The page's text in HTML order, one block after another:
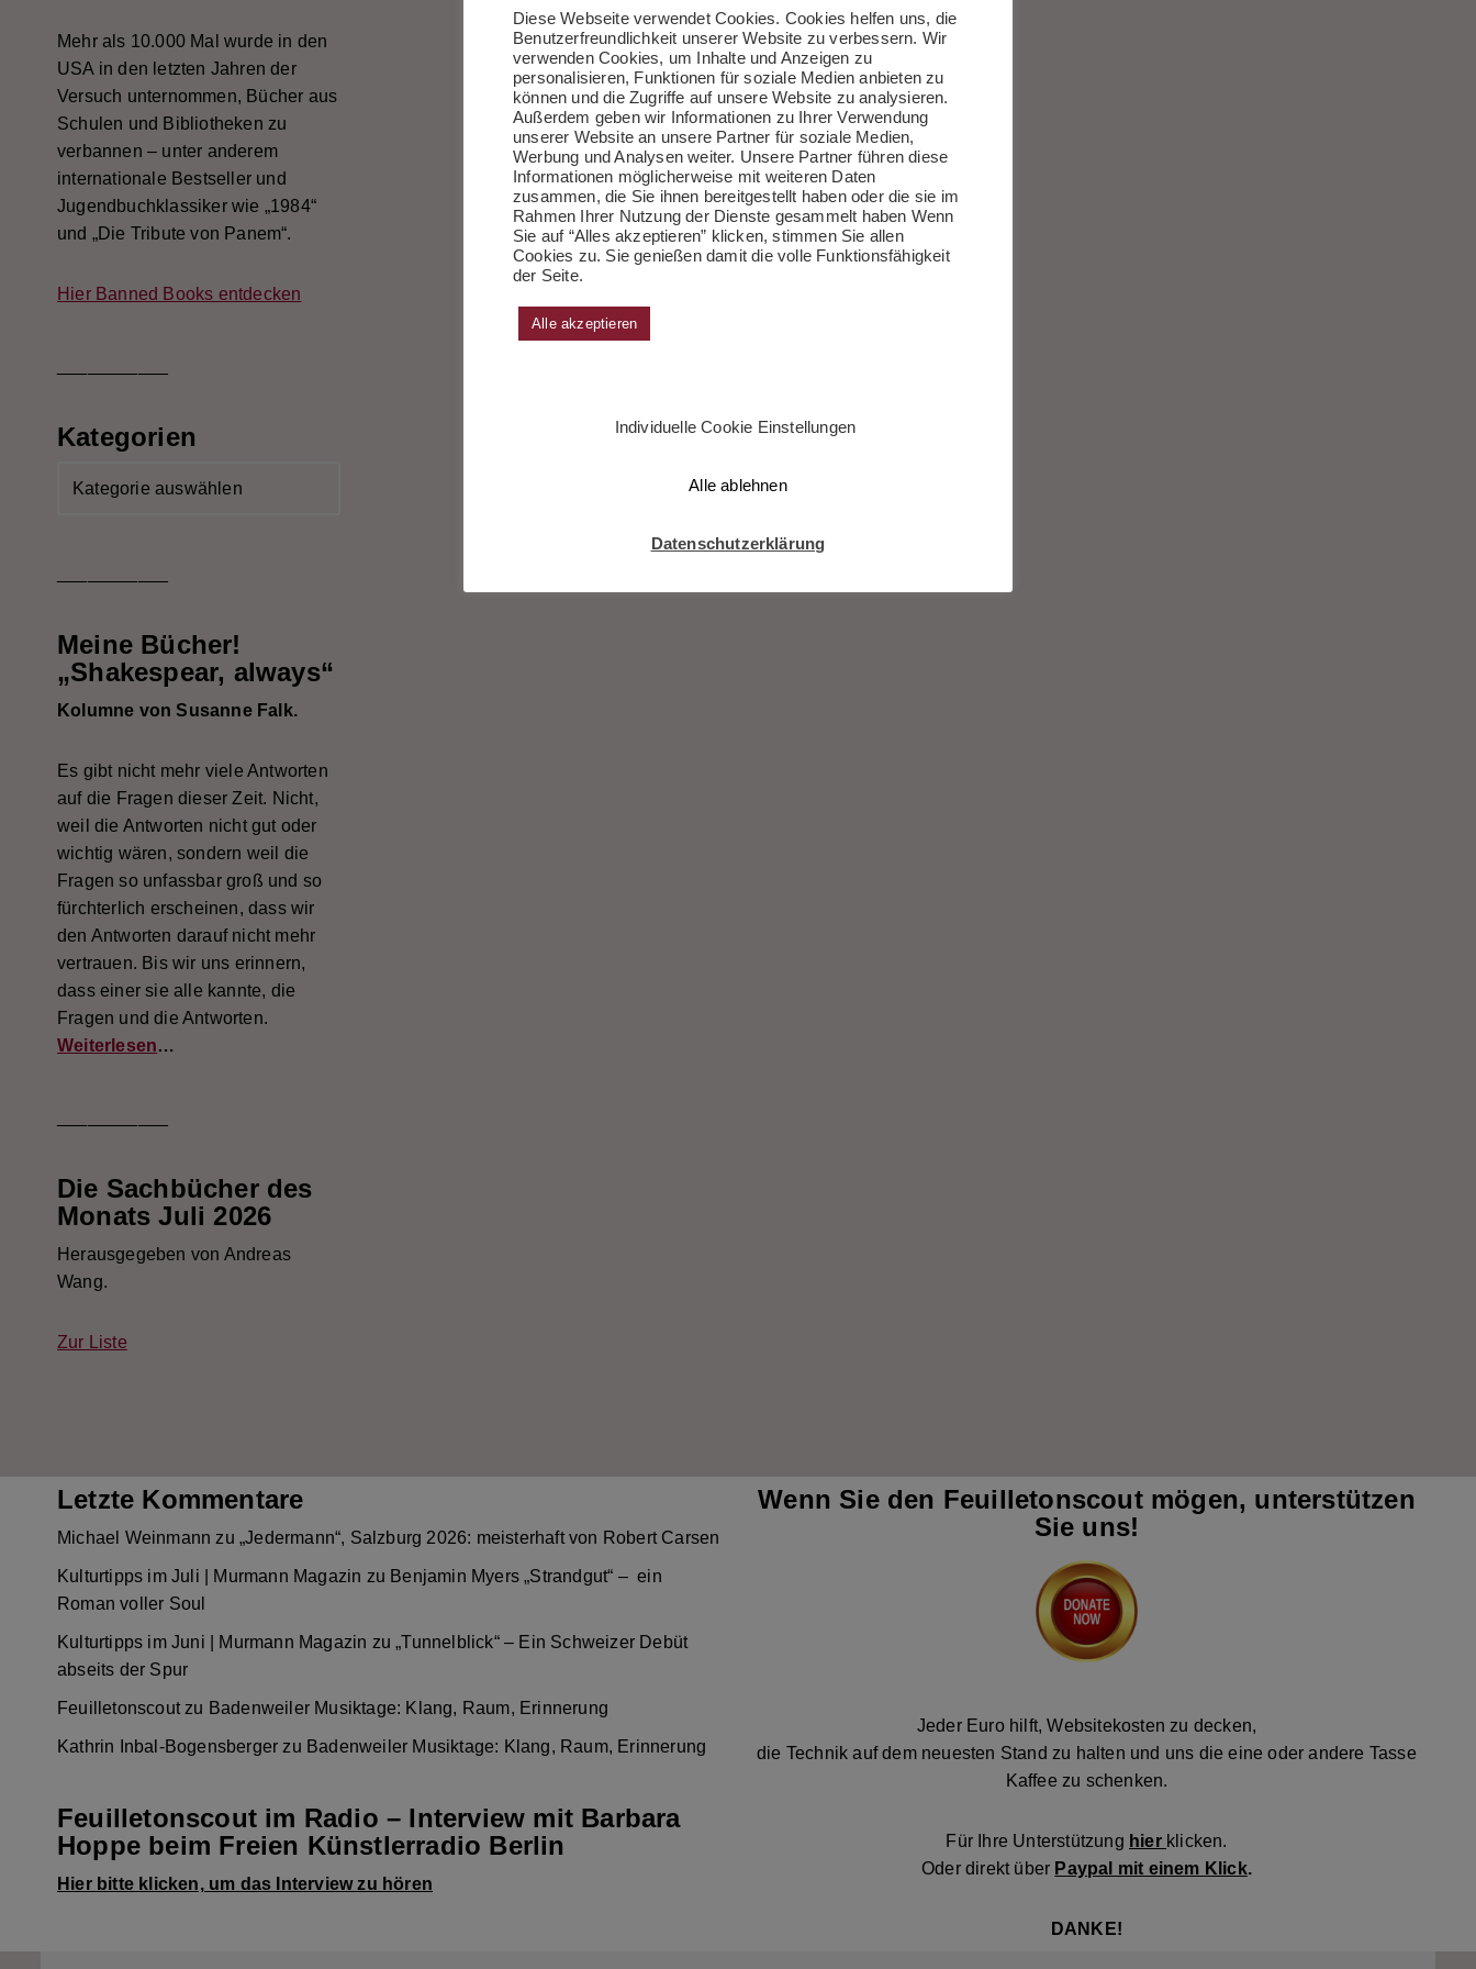
Mehr als 10.000 Mal wurde in den
USA in den letzten Jahren der
Versuch unternommen, Bücher aus
Schulen und Bibliotheken zu
verbannen – unter anderem
internationale Bestseller und
Jugendbuchklassiker wie „1984“
und „Die Tribute von Panem“.
Hier Banned Books entdecken
Kategorien
Meine Bücher!
„Shakespear, always“
Kolumne von Susanne Falk.
Es gibt nicht mehr viele Antworten
auf die Fragen dieser Zeit. Nicht,
weil die Antworten nicht gut oder
wichtig wären, sondern weil die
Fragen so unfassbar groß und so
fürchterlich erscheinen, dass wir
den Antworten darauf nicht mehr
vertrauen. Bis wir uns erinnern,
dass einer sie alle kannte, die
Fragen und die Antworten.
Weiterlesen…
Die Sachbücher des
Monats Juli 2026
Herausgegeben von Andreas
Wang.
Zur Liste
Letzte Kommentare
Michael Weinmann zu„Jedermann“, Salzburg 2026: meisterhaft von Robert Carsen
Kulturtipps im Juli | Murmann Magazin zu Benjamin Myers „Strandgut“ – ein
Roman voller Soul
Kulturtipps im Juni | Murmann Magazin zu„Tunnelblick“ – Ein Schweizer Debüt
abseits der Spur
Feuilletonscoutzu Badenweiler Musiktage: Klang, Raum, Erinnerung
Kathrin Inbal-Bogensberger zu Badenweiler Musiktage: Klang, Raum, Erinnerung
Feuilletonscout im Radio – Interview mit Barbara
Hoppe beim Freien Künstlerradio Berlin
Hier bitte klicken, um das Interview zu hören
Wenn Sie den Feuilletonscout mögen, unterstützen
Sie uns!
Jeder Euro hilft, Websitekosten zu decken,
die Technik auf dem neuesten Stand zu halten und uns die eine oder andere Tasse
Kaffee zu schenken.
Für Ihre Unterstützung hier klicken.
Oder direkt über Paypal mit einem Klick.
DANKE!
Diese Webseite verwendet Cookies. Cookies helfen uns, die
Benutzerfreundlichkeit unserer Website zu verbessern. Wir
verwenden Cookies, um Inhalte und Anzeigen zu
personalisieren, Funktionen für soziale Medien anbieten zu
können und die Zugriffe auf unsere Website zu analysieren.
Außerdem geben wir Informationen zu Ihrer Verwendung
unserer Website an unsere Partner für soziale Medien,
Werbung und Analysen weiter. Unsere Partner führen diese
Informationen möglicherweise mit weiteren Daten
zusammen, die Sie ihnen bereitgestellt haben oder die sie im
Rahmen Ihrer Nutzung der Dienste gesammelt haben Wenn
Sie auf “Alles akzeptieren” klicken, stimmen Sie allen
Cookies zu. Sie genießen damit die volle Funktionsfähigkeit
der Seite.
Alle akzeptieren
Individuelle Cookie Einstellungen
Alle ablehnen
Datenschutzerklärung